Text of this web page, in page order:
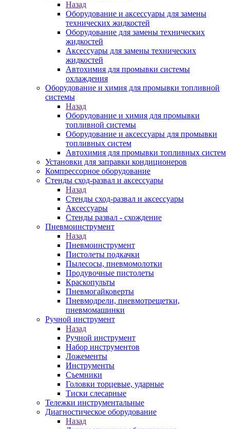
Назад
Оборудование и аксессуары для замены
технических жидкостей
Оборудование для замены технических
жидкостей
Аксессуары для замены технических
жидкостей
Автохимия для промывки системы
охлаждения
Оборудование и химия для промывки топливной
системы
Назад
Оборудование и химия для промывки
топливной системы
Оборудование и аксессуары для промывки
топливных систем
Автохимия для промывки топливных систем
Установки для заправки кондиционеров
Компрессорное оборудование
Стенды сход-развал и аксессуары
Назад
Стенды сход-развал и аксессуары
Аксессуары
Стенды развал - схождение
Пневмоинструмент
Назад
Пневмоинструмент
Пистолеты подкачки
Пылесосы, пневмомолотки
Продувочные пистолеты
Краскопульты
Пневмогайковерты
Пневмодрели, пневмотрещетки,
пневмомашинки
Ручной инструмент
Назад
Ручной инструмент
Набор инструментов
Ложементы
Инструменты
Съемники
Головки торцевые, ударные
Тиски слесарные
Тележки инструментальные
Диагностическое оборудование
Назад